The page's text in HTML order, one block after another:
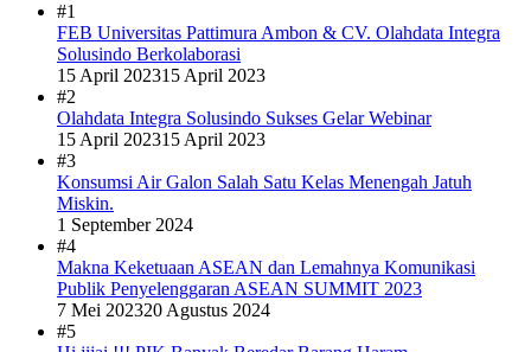
#1
FEB Universitas Pattimura Ambon & CV. Olahdata Integra
Solusindo Berkolaborasi
15 April 202315 April 2023
#2
Olahdata Integra Solusindo Sukses Gelar Webinar
15 April 202315 April 2023
#3
Konsumsi Air Galon Salah Satu Kelas Menengah Jatuh
Miskin.
1 September 2024
#4
Makna Keketuaan ASEAN dan Lemahnya Komunikasi
Publik Penyelenggaran ASEAN SUMMIT 2023
7 Mei 202320 Agustus 2024
#5